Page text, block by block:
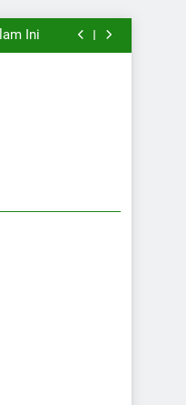
Ini
– Kini
Ini
Kini